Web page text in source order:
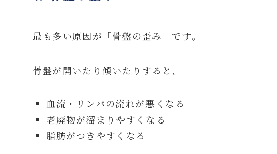
最も多い原因が「骨盤の歪み」です。
骨盤が開いたり傾いたりすると、
血流・リンパの流れが悪くなる
老廃物が溜まりやすくなる
脂肪がつきやすくなる